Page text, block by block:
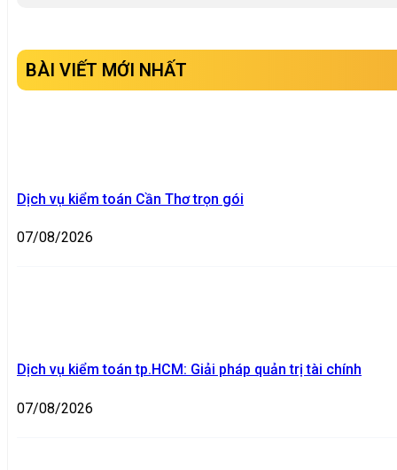
BÀI VIẾT MỚI NHẤT
Dịch vụ kiểm toán Cần Thơ trọn gói
07/08/2026
Dịch vụ kiểm toán tp.HCM: Giải pháp quản trị tài chính
07/08/2026